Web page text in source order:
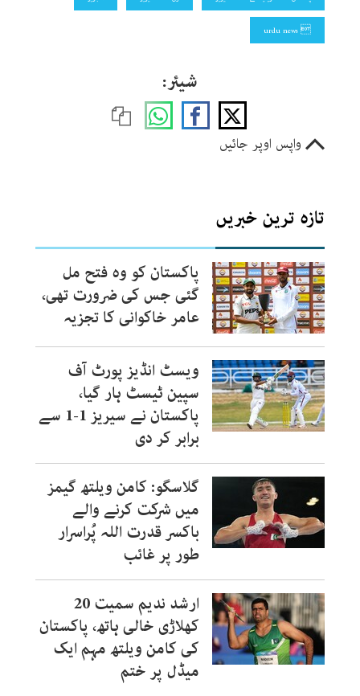
 urdu news
شیئر:
واپس اوپر جائیں
تازہ ترین خبریں
پاکستان کو وہ فتح مل
گئی جس کی ضرورت تھی،
عامر خاکوانی کا تجزیہ
ویسٹ انڈیز پورٹ آف
سپین ٹیسٹ ہار گیا،
پاکستان نے سیریز 1-1 سے
برابر کر دی
گلاسگو: کامن ویلتھ گیمز
میں شرکت کرنے والے
باکسر قدرت اللہ پُراسرار
طور پر غائب
ارشد ندیم سمیت 20
کھلاڑی خالی ہاتھ، پاکستان
کی کامن ویلتھ مہم ایک
میڈل پر ختم